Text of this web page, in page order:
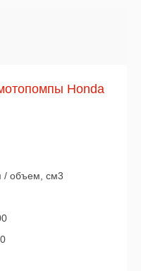
Honda
/ объем, см3